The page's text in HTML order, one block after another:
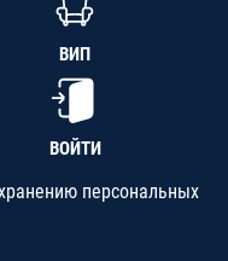
ВИП
ВОЙТИ
персональных